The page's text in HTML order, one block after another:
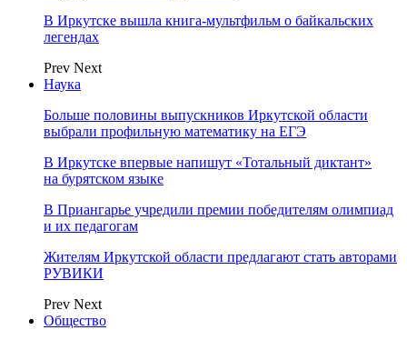
В Иркутске вышла книга-мультфильм о байкальских
легендах
Prev Next
Наука
Больше половины выпускников Иркутской области
выбрали профильную математику на ЕГЭ
В Иркутске впервые напишут «Тотальный диктант»
на бурятском языке
В Приангарье учредили премии победителям олимпиад
и их педагогам
Жителям Иркутской области предлагают стать авторами
РУВИКИ
Prev Next
Общество